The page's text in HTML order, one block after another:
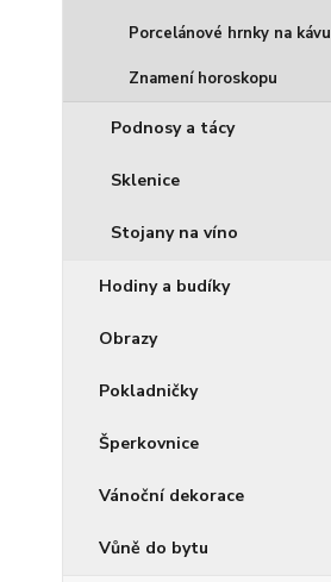
Porcelánové hrnky na kávu
Znamení horoskopu
Podnosy a tácy
Sklenice
Stojany na víno
Hodiny a budíky
Obrazy
Pokladničky
Šperkovnice
Vánoční dekorace
Vůně do bytu